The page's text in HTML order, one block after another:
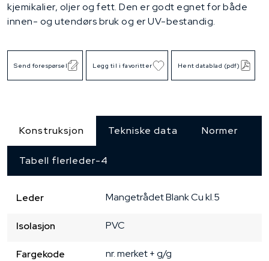
kjemikalier, oljer og fett. Den er godt egnet for både
innen- og utendørs bruk og er UV-bestandig.
Send forespørsel Legg til i favoritter Hent datablad (pdf)
Konstruksjon Tekniske data Normer
Tabell flerleder-4
Leder MangetrådetBlank Cukl.5
Isolasjon PVC
Fargekode nr. merket + g/g